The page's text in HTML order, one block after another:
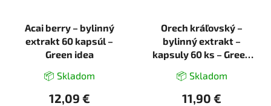
Acai berry – bylinný
extrakt 60 kapsúl –
Green idea
📦 Skladom
12,09 €
Orech kráľovský –
bylinný extrakt –
kapsuly 60 ks – Green
📦 Skladom
11,90 €